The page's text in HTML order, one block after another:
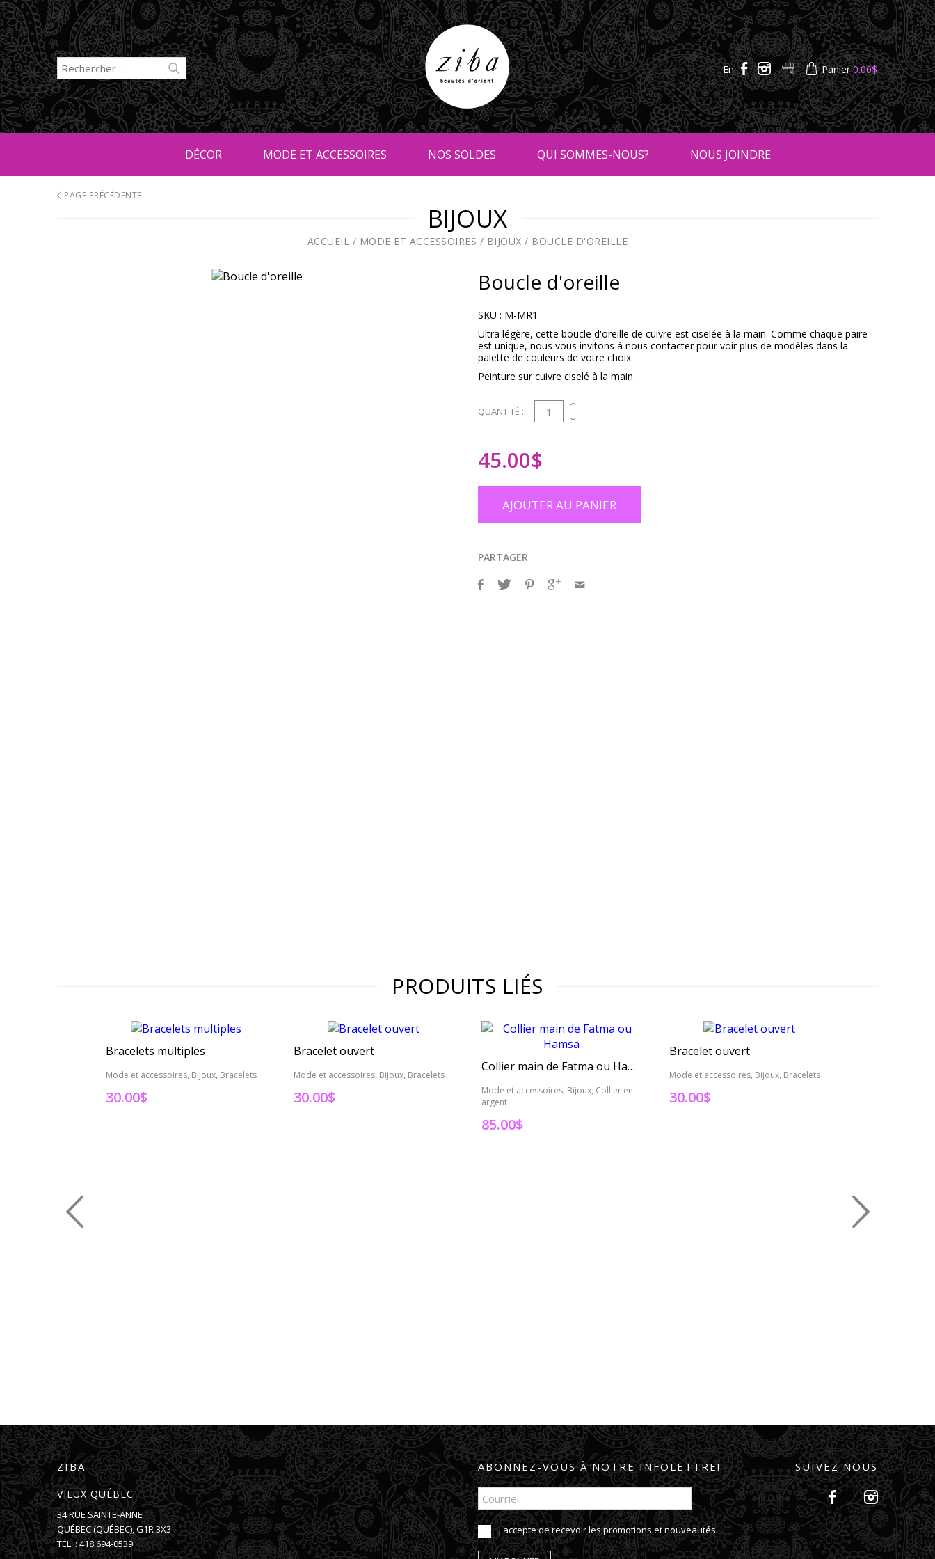
En Panier0.00$
DÉCOR MODE ET ACCESSOIRES NOS SOLDES QUI SOMMES-NOUS? NOUS JOINDRE
PAGE PRÉCÉDENTE
BIJOUX
ACCUEIL / MODE ET ACCESSOIRES / BIJOUX / BOUCLE D'OREILLE
Boucle d'oreille
SKU : M-MR1
Ultra légère, cette boucle d'oreille de cuivre est ciselée à la main. Comme chaque paire
est unique, nous vous invitons à nous contacter pour voir plus de modèles dans la
palette de couleurs de votre choix.
Peinture sur cuivre ciselé à la main.
QUANTITÉ : 1
45.00$
AJOUTER AU PANIER
PARTAGER
PRODUITS LIÉS
Bracelets multiples
Mode et accessoires, Bijoux, Bracelets
30.00$
Bracelet ouvert
Mode et accessoires, Bijoux, Bracelets
30.00$
Collier main de Fatma ou Hamsa
Mode et accessoires, Bijoux, Collier en
argent
85.00$
Bracelet ouvert
Mode et accessoires, Bijoux, Bracelets
30.00$
ZIBA
VIEUX QUÉBEC
34 RUE SAINTE-ANNE
QUÉBEC(QUÉBEC),G1R 3X3
TÉL. :418 694-0539
ABONNEZ-VOUS À NOTRE INFOLETTRE!
J'accepte de recevoir les promotions et nouveautés
SUIVEZ NOUS